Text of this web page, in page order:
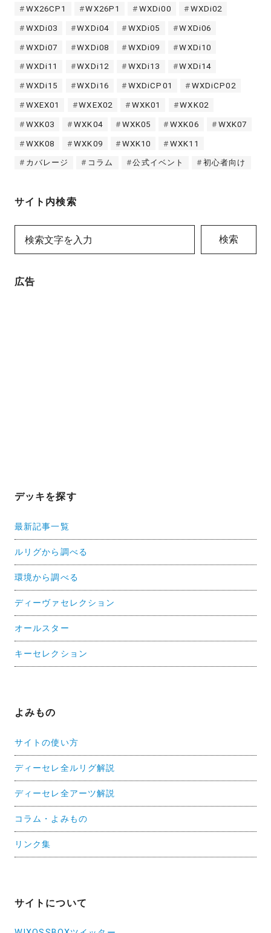
WX26CP1 WX26P1 WXDi00 WXDi02
WXDi03 WXDi04 WXDi05 WXDi06
WXDi07 WXDi08 WXDi09 WXDi10
WXDi11 WXDi12 WXDi13 WXDi14
WXDi15 WXDi16 WXDiCP01 WXDiCP02
WXEX01 WXEX02 WXK01 WXK02
WXK03 WXK04 WXK05 WXK06 WXK07
WXK08 WXK09 WXK10 WXK11
カバレージ コラム 公式イベント 初心者向け
サイト内検索
検索
広告
デッキを探す
最新記事一覧
ルリグから調べる
環境から調べる
ディーヴァセレクション
オールスター
キーセレクション
よみもの
サイトの使い方
ディーセレ全ルリグ解説
ディーセレ全アーツ解説
コラム・よみもの
リンク集
サイトについて